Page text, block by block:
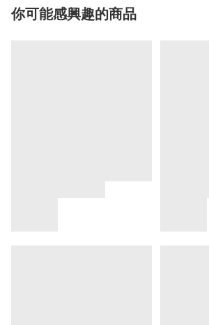
你可能感興趣的商品